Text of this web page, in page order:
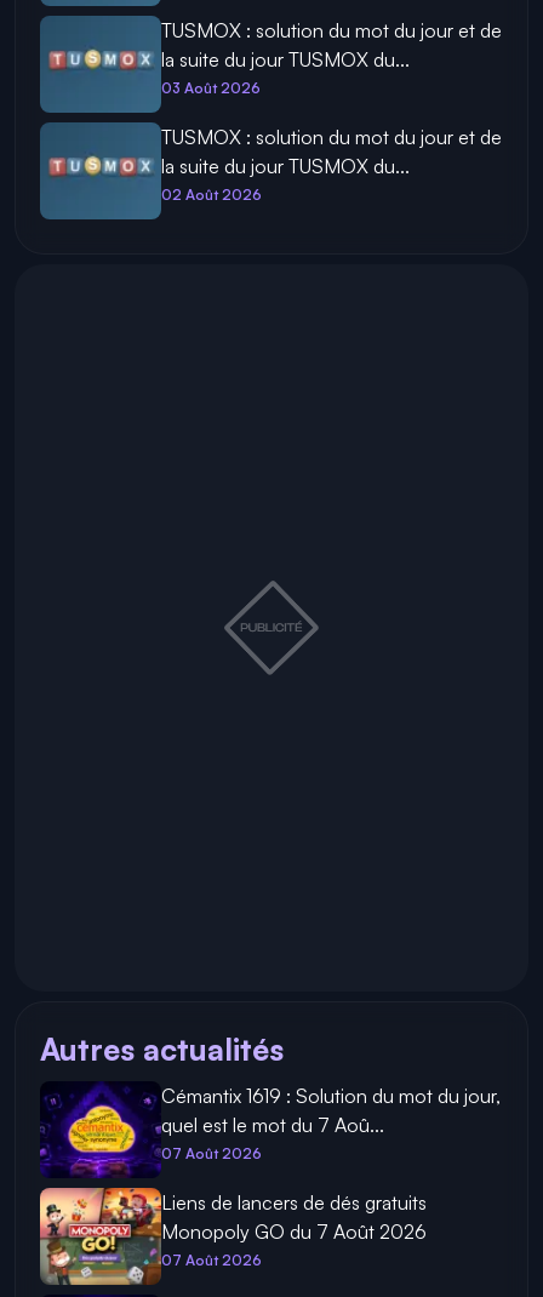
TUSMOX : solution du mot du jour et de
la suite du jour TUSMOX du...
03 Août 2026
TUSMOX : solution du mot du jour et de
la suite du jour TUSMOX du...
02 Août 2026
Autres actualités
Cémantix 1619 : Solution du mot du jour,
quel est le mot du 7 Aoû...
07 Août 2026
Liens de lancers de dés gratuits
Monopoly GO du 7 Août 2026
07 Août 2026